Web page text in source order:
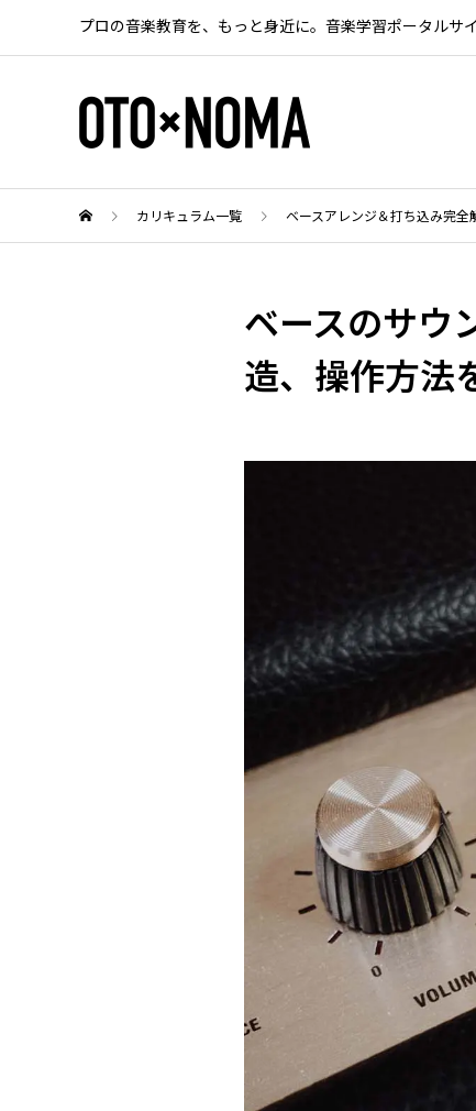
プロの音楽教育を、もっと身近に。音楽学習ポータルサ
カリキュラム一覧 ベースアレンジ＆打ち込み完全
ベースのサウ
造、操作方法